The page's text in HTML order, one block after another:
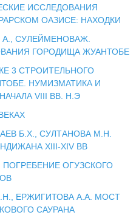
ИССЛЕДОВАНИЯ
ОАЗИСЕ: НАХОДКИ
А., СУЛЕЙМЕНОВАЖ.
ГОРОДИЩА ЖУАНТОБЕ
3 СТРОИТЕЛЬНОГО
НУМИЗМАТИКА И
VIII ВВ. Н.Э
Б.Х., СУЛТАНОВА М.Н.
XIII-XIV ВВ
ПОГРЕБЕНИЕ ОГУЗСКОГО
ЕРЖИГИТОВА А.А. МОСТ
САУРАНА